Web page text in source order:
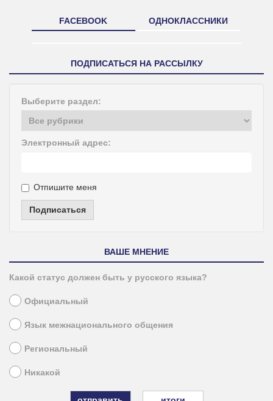
FACEBOOK ОДНОКЛАССНИКИ
ПОДПИСАТЬСЯ НА РАССЫЛКУ
Выберите раздел:
Электронный адрес:
Отпишите меня
Подписаться
ВАШЕ МНЕНИЕ
Какой статус должен быть у русского языка?
Официальный
Язык межнационального общения
Региональный
Никакой